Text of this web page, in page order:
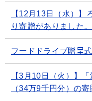
【12月13日（水）】
り寄贈がありました。
フードドライブ贈呈式
【3月10日（火）】
（34万9千円分）の寄